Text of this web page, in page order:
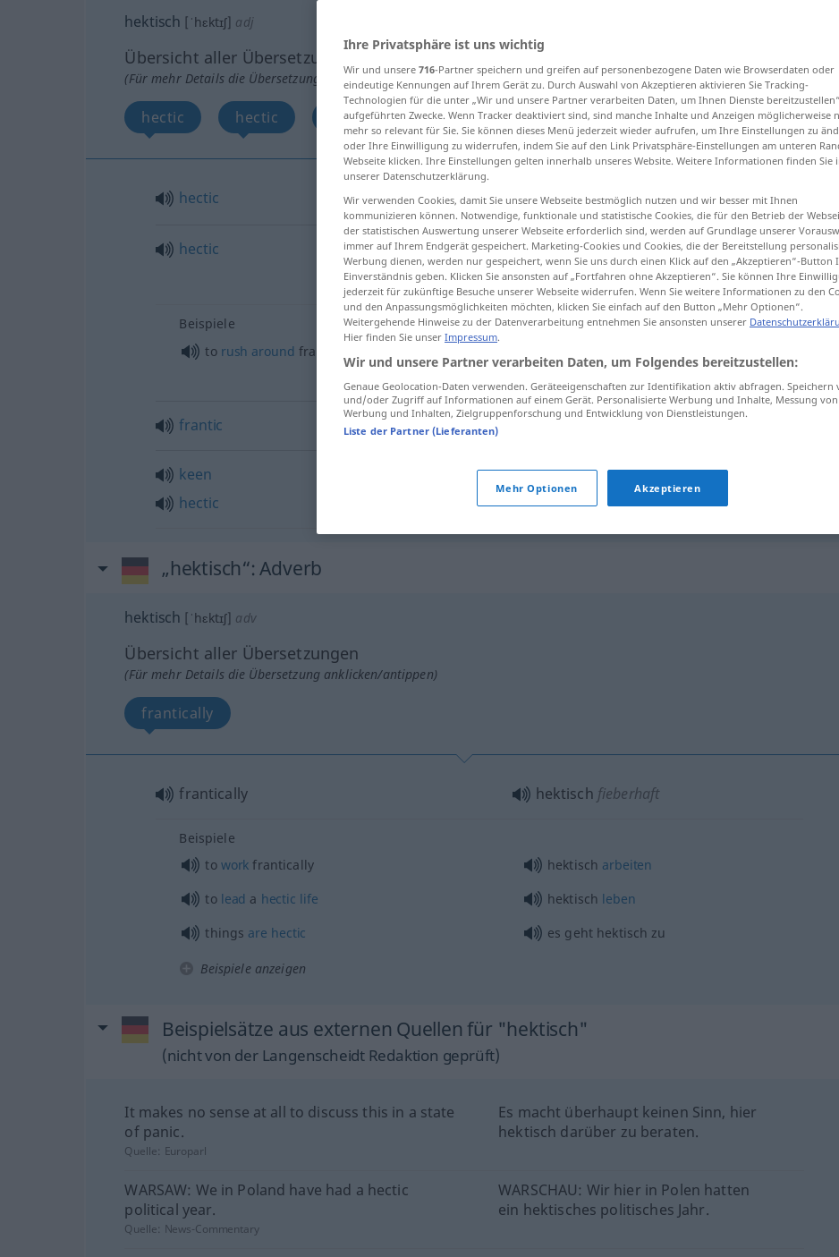
hektisch [ˈhɛktɪʃ] adj
Übersicht aller Übersetzungen
(Für mehr Details die Übersetzung anklicken/antippen)
hectic hectic frantic keen, hectic
hectic hektisch MED Fieber, Röte etc
hectic hektischBetriebsamkeit, Zeit, Alltag
etc FIG
Beispiele
to rush around frantically
frantic hektisch Person
keen
hectic
hektisch WIRTSCH Nachfrage etc
„hektisch“: Adverb
hektisch [ˈhɛktɪʃ] adv
Übersicht aller Übersetzungen
(Für mehr Details die Übersetzung anklicken/antippen)
frantically
frantically hektisch fieberhaft
Beispiele
to work frantically hektisch arbeiten
to lead a hectic life hektisch leben
things are hectic es geht hektisch zu
Beispiele anzeigen
Beispielsätze aus externen Quellen für "hektisch"
(nicht von der Langenscheidt Redaktion geprüft)
It makes no sense at all to discuss this in a state
of panic.
Es macht überhaupt keinen Sinn, hier
hektisch darüber zu beraten.
Quelle: Europarl
WARSAW: We in Poland have had a hectic
political year.
WARSCHAU: Wir hier in Polen hatten
ein hektisches politisches Jahr.
Quelle: News-Commentary
Ihre Privatsphäre ist uns wichtig
Wir und unsere 716-Partner speichern und greifen auf personenbezogene Daten wie Browserdaten oder
eindeutige Kennungen auf Ihrem Gerät zu. Durch Auswahl von Akzeptieren aktivieren Sie Tracking-
Technologien für die unter „Wir und unsere Partner verarbeiten Daten, um Ihnen Dienste bereitzustellen“
aufgeführten Zwecke. Wenn Tracker deaktiviert sind, sind manche Inhalte und Anzeigen möglicherweise
mehr so relevant für Sie. Sie können dieses Menü jederzeit wieder aufrufen, um Ihre Einstellungen zu
oder Ihre Einwilligung zu widerrufen, indem Sie auf den Link Privatsphäre-Einstellungen am unteren
Webseite klicken. Ihre Einstellungen gelten innerhalb unseres Website. Weitere Informationen finden Sie
unserer Datenschutzerklärung.
Wir verwenden Cookies, damit Sie unsere Webseite bestmöglich nutzen und wir besser mit Ihnen
kommunizieren können. Notwendige, funktionale und statistische Cookies, die für den Betrieb der
der statistischen Auswertung unserer Webseite erforderlich sind, werden auf Grundlage unserer
immer auf Ihrem Endgerät gespeichert. Marketing-Cookies und Cookies, die der Bereitstellung
Werbung dienen, werden nur gespeichert, wenn Sie uns durch einen Klick auf den „Akzeptieren“-Button
Einverständnis geben. Klicken Sie ansonsten auf „Fortfahren ohne Akzeptieren“. Sie können Ihre
jederzeit für zukünftige Besuche unserer Webseite widerrufen. Wenn Sie weitere Informationen zu den
und den Anpassungsmöglichkeiten möchten, klicken Sie einfach auf den Button „Mehr Optionen“.
Weitergehende Hinweise zu der Datenverarbeitung entnehmen Sie ansonsten unserer
Hier finden Sie unser Impressum.
Wir und unsere Partner verarbeiten Daten, um Folgendes bereitzustellen:
Genaue Geolocation-Daten verwenden. Geräteeigenschaften zur Identifikation aktiv abfragen. Speichern
und/oder Zugriff auf Informationen auf einem Gerät. Personalisierte Werbung und Inhalte, Messung von
Werbung und Inhalten, Zielgruppenforschung und Entwicklung von Dienstleistungen.
Liste der Partner (Lieferanten)
Mehr Optionen Akzeptieren